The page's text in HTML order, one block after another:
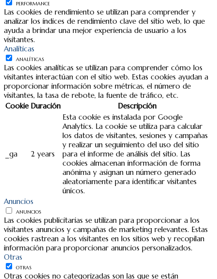
PERFORMANCE
Las cookies de rendimiento se utilizan para comprender y
analizar los índices de rendimiento clave del sitio web, lo que
ayuda a brindar una mejor experiencia de usuario a los
visitantes.
Analíticas
ANALÍTICAS
Las cookies analíticas se utilizan para comprender cómo los
visitantes interactúan con el sitio web. Estas cookies ayudan a
proporcionar información sobre métricas, el número de
visitantes, la tasa de rebote, la fuente de tráfico, etc.
Cookie Duración Descripción
_ga 2 years
Esta cookie es instalada por Google
Analytics. La cookie se utiliza para calcular
los datos de visitantes, sesiones y campañas
y realizar un seguimiento del uso del sitio
para el informe de análisis del sitio. Las
cookies almacenan información de forma
anónima y asignan un número generado
aleatoriamente para identificar visitantes
únicos.
Anuncios
ANUNCIOS
Las cookies publicitarias se utilizan para proporcionar a los
visitantes anuncios y campañas de marketing relevantes. Estas
cookies rastrean a los visitantes en los sitios web y recopilan
información para proporcionar anuncios personalizados.
Otras
OTRAS
Otras cookies no categorizadas son las que se están